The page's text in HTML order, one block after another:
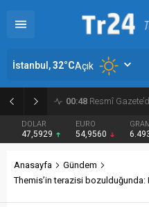
00:48 Resmî Gazete’de
DOLAR
47,5929
EURO
54,9560
İstanbul,32°CAçık
Anasayfa
Gündem
Themis’in terazisi bozulduğunda: